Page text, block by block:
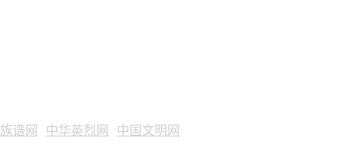
族谱网 中华英烈网
中国文明网